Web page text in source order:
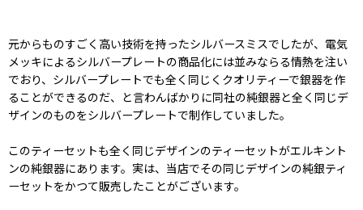
元からものすごく高い技術を持ったシルバースミスでしたが、電気
メッキによるシルバープレートの商品化には並みならる情熱を注い
でおり、シルバープレートでも全く同じくクオリティーで銀器を作
ることができるのだ、と言わんばかりに同社の純銀器と全く同じデ
ザインのものをシルバープレートで制作していました。
このティーセットも全く同じデザインのティーセットがエルキント
ンの純銀器にあります。実は、当店でその同じデザインの純銀ティ
ーセットをかつて販売したことがございます。